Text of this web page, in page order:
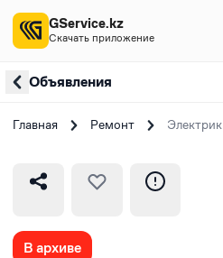
Объявления
Главная Ремонт Электрик
В архиве
GService.kz
Скачать приложение